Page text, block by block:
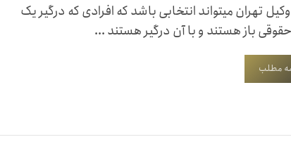
تهران میتواند انتخابی باشد که افرادی که درگیر یک
باز هستند و با آن درگیر هستند ...
مطلب